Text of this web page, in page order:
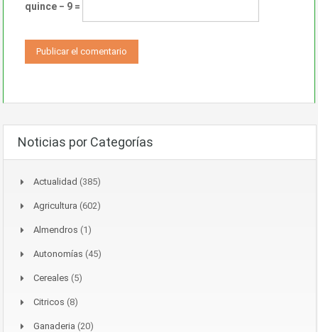
quince − 9 =
Noticias por Categorías
Actualidad (385)
Agricultura (602)
Almendros (1)
Autonomías (45)
Cereales (5)
Citricos (8)
Ganaderia (20)